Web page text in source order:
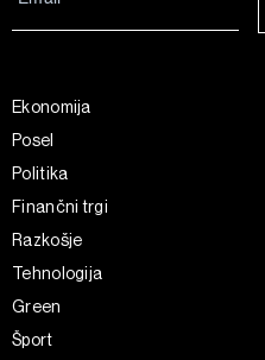
Ekonomija
Posel
Politika
Finančni trgi
Razkošje
Tehnologija
Green
Šport